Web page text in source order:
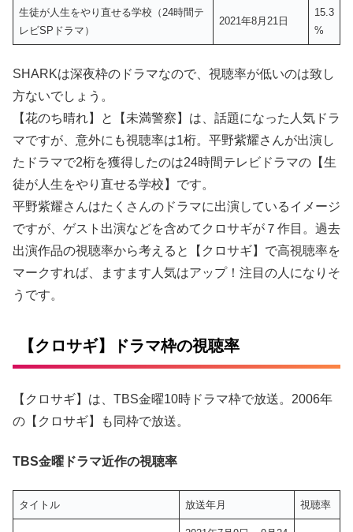
生徒が人生をやり直せる学校（24時間テ
レビSPドラマ）
2021年8月21日
15.3
%
SHARKは深夜枠のドラマなので、視聴率が低いのは致し
方ないでしょう。
【花のち晴れ】と【未満警察】は、話題になった人気ドラ
マですが、意外にも視聴率は1桁。平野紫耀さんが出演し
たドラマで2桁を獲得したのは24時間テレビドラマの【生
徒が人生をやり直せる学校】です。
平野紫耀さんはたくさんのドラマに出演しているイメージ
ですが、ゲスト出演などを含めてクロサギが７作目。過去
出演作品の視聴率から考えると【クロサギ】で高視聴率を
マークすれば、ますます人気はアップ！注目の人になりそ
うです。
【クロサギ】ドラマ枠の視聴率
【クロサギ】は、TBS金曜10時ドラマ枠で放送。2006年
の【クロサギ】も同枠で放送。
TBS金曜ドラマ近作の視聴率
タイトル 放送年月 視聴率